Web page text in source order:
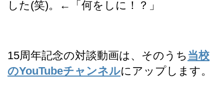
した(笑)。←「何をしに！？」
15周年記念の対談動画は、そのうち 当校
のYouTubeチャンネルにアップします。